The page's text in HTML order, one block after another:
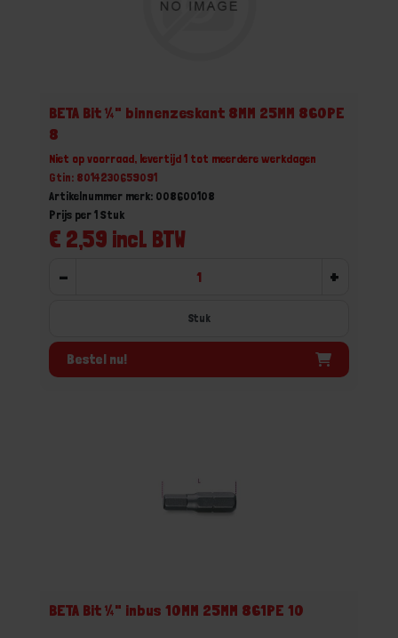
BETA Bit ¼" binnenzeskant 8MM 25MM 860PE
8
Niet op voorraad, levertijd 1 tot meerdere werkdagen
Gtin: 8014230659091
Artikelnummer merk: 008600108
€ 2,59 incl. BTW
Prijs per 1 Stuk
- +
Stuk
Bestel nu!
BETA Bit ¼" inbus 10MM 25MM 861PE 10